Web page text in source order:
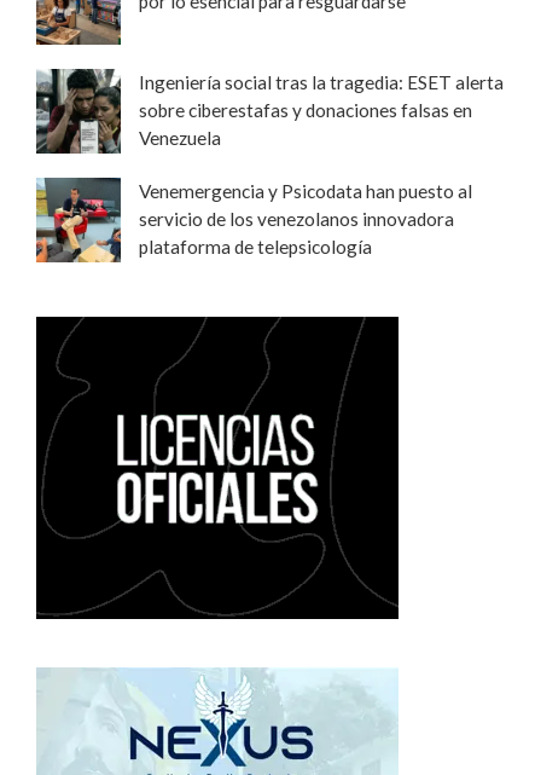
Ingeniería social tras la tragedia: ESET alerta
sobre ciberestafas y donaciones falsas en
Venezuela
Venemergencia y Psicodata han puesto al
servicio de los venezolanos innovadora
plataforma de telepsicología